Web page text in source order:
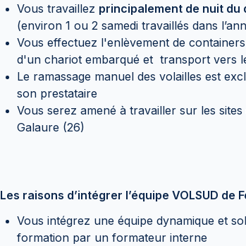
Vous travaillez principalement de nuit du
(environ 1 ou 2 samedi travaillés dans
Vous effectuez l'enlèvement de
d'un chariot embarqué et transport vers
Le ramassage manuel des volailles est
son prestataire
Vous serez amené à travailler sur les
Galaure (26)
Les raisons d’intégrer l’équipe VOLSUD de
Vous intégrez une équipe dynamique et
formation par un formateur interne